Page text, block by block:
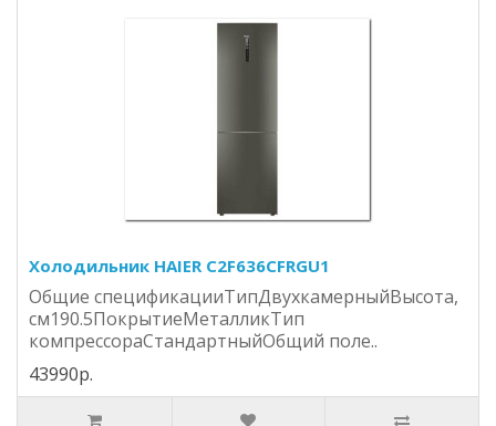
Холодильник HAIER C2F636CFRGU1
Общие спецификацииТипДвухкамерныйВысота,
см190.5ПокрытиеМеталликТип
компрессораСтандартныйОбщий поле..
43990р.